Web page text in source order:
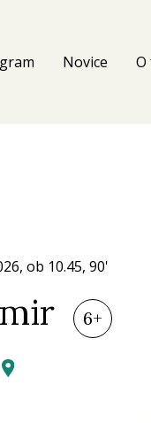
Novice
, ob 10.45, 90'
6+